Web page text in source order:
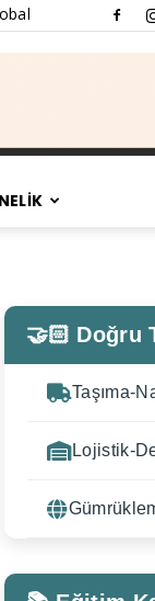
🤝🏻 Doğru
Taşıma-
Lojistik-